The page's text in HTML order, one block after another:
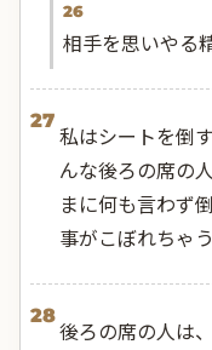
26
相手を思いやる
27
私はシートを倒
んな後ろの席の
まに何も言わず
事がこぼれちゃ
28
後ろの席の人は